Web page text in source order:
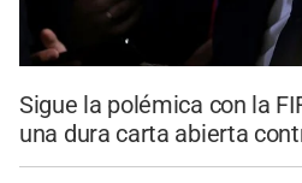
Sigue la polémica con la
una dura carta abierta